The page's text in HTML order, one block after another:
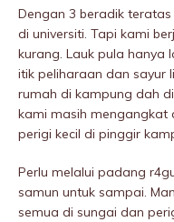
Dengan 3 beradik
di universiti. Tapi kami
kurang. Lauk pula hanya
itik peliharaan dan sayur
rumah di kampung dah
kami masih mengangkat
perigi kecil di pinggir
Perlu melalui padang
samun untuk sampai.
semua di sungai dan